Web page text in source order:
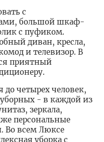
с
большой шкаф-
с пуфиком.
диван, кресла,
и телевизор. В
приятный
до четырех человек,
- в каждой из
зеркала,
персональные
Во всем Люксе
уборка с